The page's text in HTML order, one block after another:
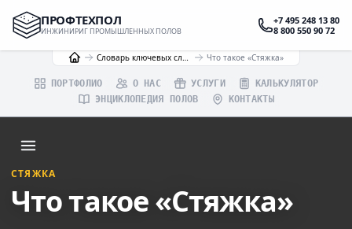
ПРОФТЕХПОЛ
ИНЖИНИРИГ ПРОМЫШЛЕННЫХ ПОЛОВ
+7 495 248 13 80
8 800 550 90 72
Что такое «Стяжка»
ПОРТФОЛИО О НАС УСЛУГИ
КАЛЬКУЛЯТОР
ЭНЦИКЛОПЕДИЯ ПОЛОВ
КОНТАКТЫ
СТЯЖКА
Что такое «Стяжка»